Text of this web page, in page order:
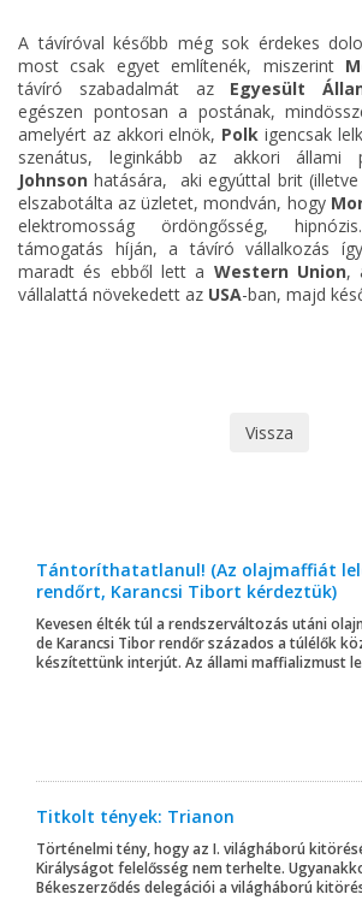
A távíróval később még sok érdekes
most csak egyet említenék, miszerint
távíró szabadalmát az Egyesült
egészen pontosan a postának,
amelyért az akkori elnök, Polk igencsak
szenátus, leginkább az akkori állami
Johnson hatására, aki egyúttal brit
elszabotálta az üzletet, mondván, hogy
elektromosság ördöngősség,
támogatás híján, a távíró vállalkozás
maradt és ebből lett a Western Union,
vállalattá növekedett az USA-ban, majd
Vissza
Tántoríthatatlanul! (Az olajmaffiát
rendőrt, Karancsi Tibort kérdeztük)
Kevesen élték túl a rendszerváltozás utáni
de Karancsi Tibor rendőr százados a túlélők
készítettünk interjút. Az állami maffializmust
Titkolt tények: Trianon
Történelmi tény, hogy az I. világháború
Királyságot felelősség nem terhelte.
Békeszerződés delegációi a világháború